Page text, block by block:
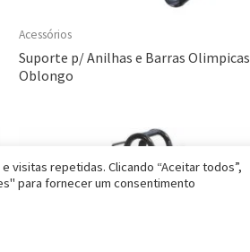
Acessórios
Suporte p/ Anilhas e Barras Olimpicas
Oblongo
visitas repetidas. Clicando “Aceitar todos”,
para fornecer um consentimento